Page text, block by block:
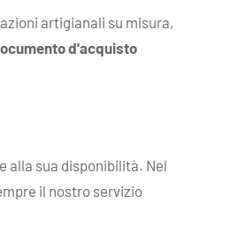
artigianali su misura,
d'acquisto
alla sua disponibilità. Nel
il nostro servizio